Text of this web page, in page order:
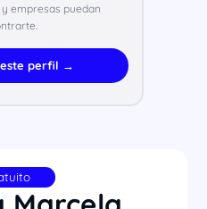
empresas puedan
perfil →